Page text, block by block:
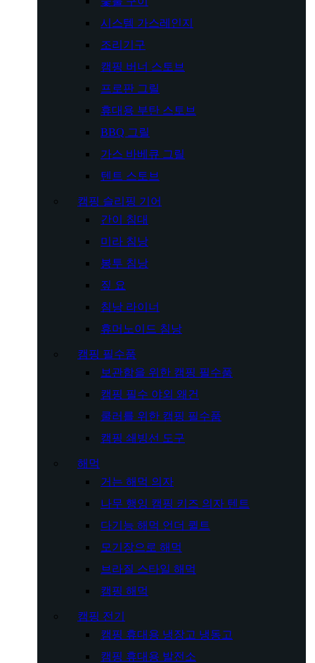
시스템 가스레인지
조리기구
캠핑 버너 스토브
프로판 그릴
휴대용 부탄 스토브
BBQ 그릴
가스 바베큐 그릴
텐트 스토브
캠핑 슬리핑 기어
간이 침대
미라 침낭
봉투 침낭
짚 요
침낭 라이너
휴머노이드 침낭
캠핑 필수품
보관함을 위한 캠핑 필수품
캠핑 필수 야외 왜건
쿨러를 위한 캠핑 필수품
캠핑 쇄빙선 도구
해먹
거는 해먹 의자
나무 행잉 캠핑 키즈 의자 텐트
다기능 해먹 언더 퀼트
모기장으로 해먹
브라질 스타일 해먹
캠핑 해먹
캠핑 전기
캠핑 휴대용 냉장고 냉동고
캠핑 휴대용 발전소